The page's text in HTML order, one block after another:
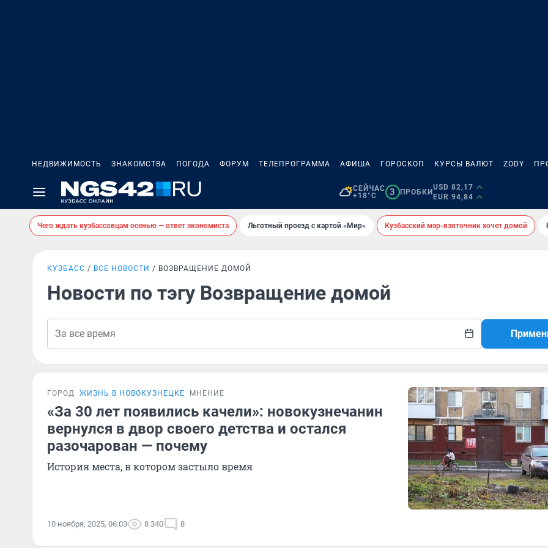
НЕДВИЖИМОСТЬ ЗНАКОМСТВА ПОГОДА ФОРУМ ТЕЛЕПРОГРАММА АФИША ГОРОСКОП КУРСЫ ВАЛЮТ ZODY
СЕЙЧАС
+18°C
3 ПРОБКИ
USD 82,17
EUR 94,84
Чего ждать кузбассовцам осенью — ответ экономиста Льготный проезд с картой «Мир» Кузбасский мэр-взяточник хочет домой
КУЗБАСС ВСЕ НОВОСТИ ВОЗВРАЩЕНИЕ ДОМОЙ
Новости по тэгу Возвращение домой
ГОРОД ЖИЗНЬ В НОВОКУЗНЕЦКЕ МНЕНИЕ
«За 30 лет появились качели»: новокузнечанин
вернулся в двор своего детства и остался
разочарован — почему
История места, в котором застыло время
10 ноября, 2025, 06:03 8 340 8